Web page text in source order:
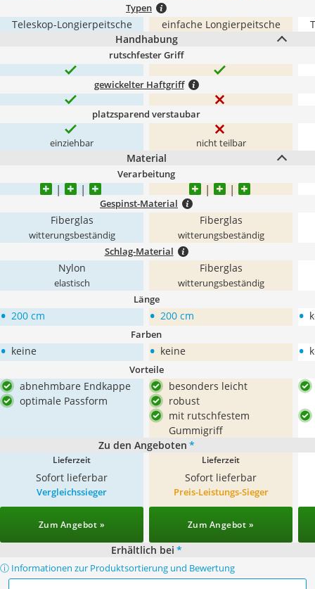
Typen
Teleskop-Longierpeitsche einfache Longierpeitsche
Handhabung
rutschfester Griff
gewickelter Haftgriff
platzsparend verstaubar
einziehbar nicht teilbar
Material
Verarbeitung
Gespinst-Material
Fiberglas
witterungsbeständig
Fiberglas
witterungsbeständig
Schlag-Material
Nylon
elastisch
Fiberglas
witterungsbeständig
Länge
• 200 cm • 200 cm •
Farben
• keine • keine •
Vorteile
abnehmbare Endkappe
optimale Passform
besonders leicht
robust
mit rutschfestem
Gummigriff
Zu den Angeboten *
Lieferzeit
Sofort lieferbar
Lieferzeit
Sofort lieferbar
Vergleichssieger
Zum Angebot »
Preis-Leistungs-Sieger
Zum Angebot »
Erhältlich bei *
ⓘ Informationen zur Produktsortierung und Bewertung